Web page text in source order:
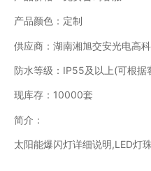
产品颜色：定制
供应商：湖南湘旭交安光电高
防水等级：IP55及以上(可根据
现库存：10000套
简介：
太阳能爆闪灯详细说明,LED灯